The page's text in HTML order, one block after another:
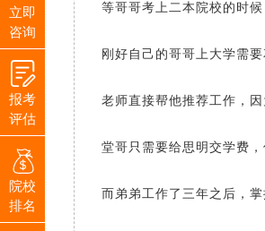
等哥哥考上二本院校的时
刚好自己的哥哥上大学需要
老师直接帮他推荐工作，
堂哥只需要给思明交学费
而弟弟工作了三年之后，
立即
咨询
报考
评估
院校
排名